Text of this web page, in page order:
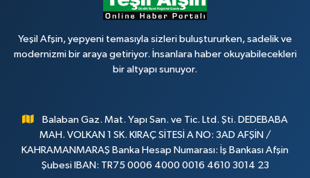
Yeşil Afşin, yepyeni temasıyla sizleri buluştururken, sadelik ve
modernizmi bir araya getiriyor. İnsanlara haber okuyabilecekleri
bir altyapı sunuyor.
Balaban Gaz. Mat. Yapı San. ve Tic. Ltd. Şti. DEDEBABA
MAH. VOLKAN 1 SK. KIRAÇ SİTESİ A NO: 3AD AFŞİN /
KAHRAMANMARAŞ Banka Hesap Numarası: İş Bankası Afşin
Şubesi IBAN: TR75 0006 4000 0016 4610 3014 23